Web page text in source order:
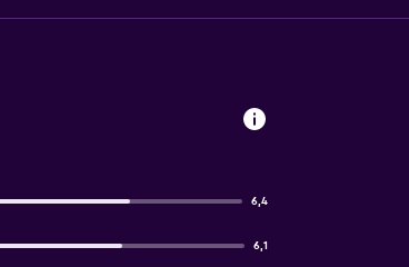
6,4
6,1